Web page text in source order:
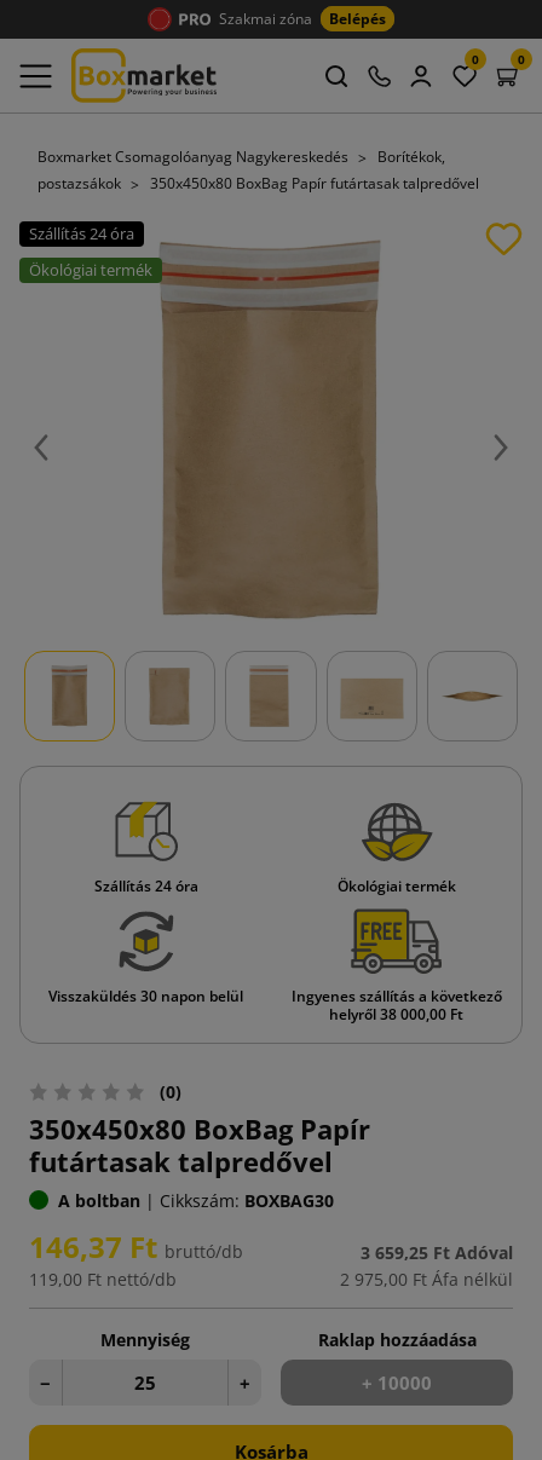
Szakmai zóna Belépés
0 0
Boxmarket Csomagolóanyag Nagykereskedés
Borítékok,
postazsákok
350x450x80 BoxBag Papír futártasak talpredővel
Szállítás 24 óra
Ökológiai termék
Előző
Szállítás 24 óra Ökológiai termék
Visszaküldés 30 napon belül
Ingyenes szállítás a következő
helyről 38 000,00 Ft
(0)
350x450x80 BoxBag Papír
futártasak talpredővel
A boltban | Cikkszám: BOXBAG30
146,37 Ft bruttó/db
119,00 Ft nettó/db
3 659,25 Ft Adóval
2 975,00 Ft Áfa nélkül
Mennyiség
− +
Raklap hozzáadása
+ 10000
Kosárba